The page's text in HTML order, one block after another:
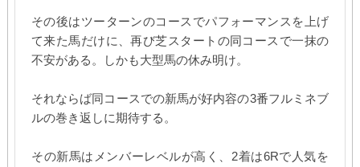
その後はツーターンのコースでパフォーマンスを上げ
て来た馬だけに、再び芝スタートの同コースで一抹の
不安がある。しかも大型馬の休み明け。
それならば同コースでの新馬が好内容の3番フルミネブ
ルの巻き返しに期待する。
その新馬はメンバーレベルが高く、2着は6Rで人気を